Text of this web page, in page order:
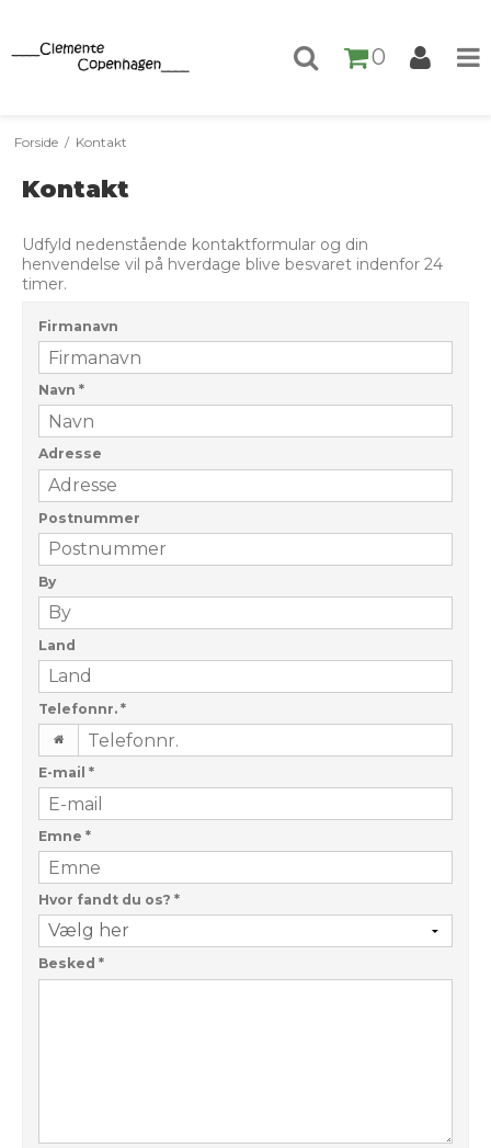
0
Forside / Kontakt
Kontakt
Udfyld nedenstående kontaktformular og din
henvendelse vil på hverdage blive besvaret indenfor 24
timer.
Firmanavn
Navn *
Adresse
Postnummer
By
Land
Telefonnr. *
E-mail *
Emne *
Hvor fandt du os? *
Besked *